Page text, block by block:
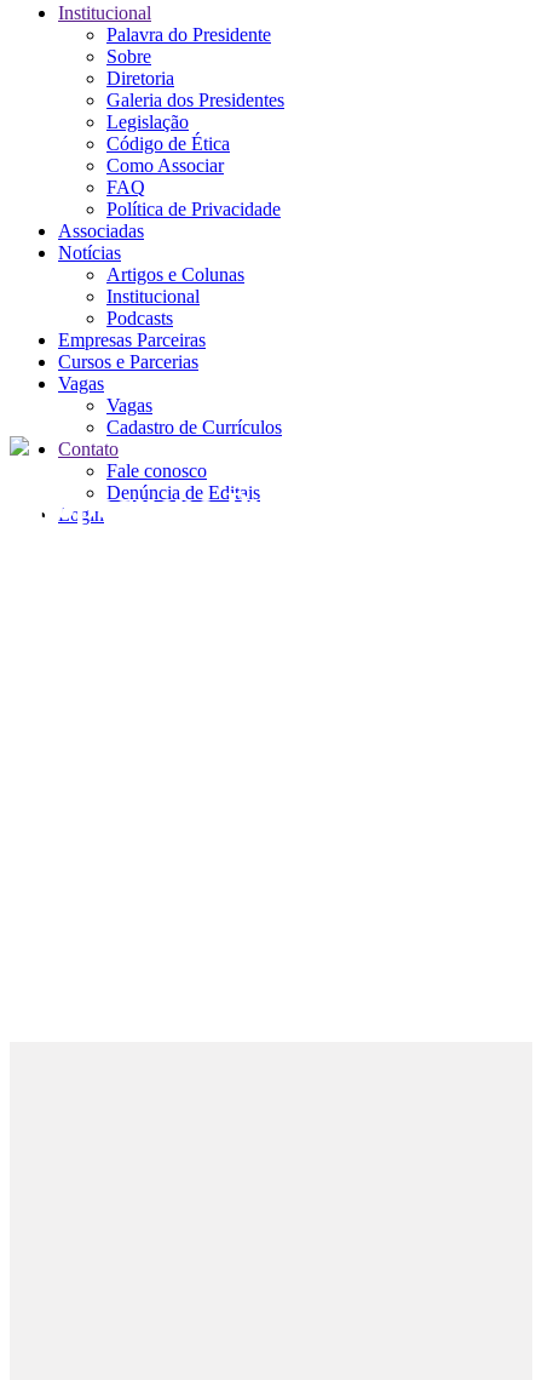
Institucional
Palavra do Presidente
Sobre
Diretoria
Galeria dos Presidentes
Legislação
Código de Ética
Como Associar
FAQ
Política de Privacidade
Associadas
Notícias
Artigos e Colunas
Institucional
Podcasts
Empresas Parceiras
Cursos e Parcerias
Vagas
Vagas
Cadastro de Currículos
Contato
Fale conosco
Denúncia de Editais
Login
Filópequeno Publicidade